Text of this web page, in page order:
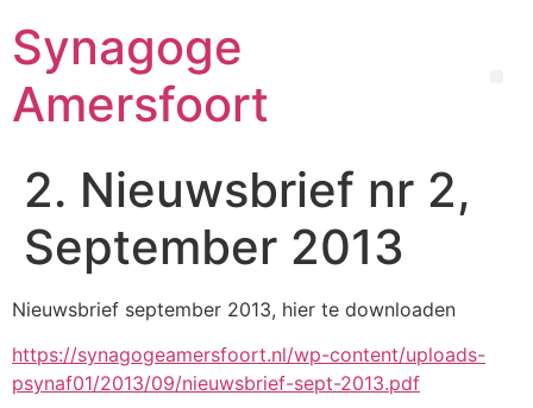
Synagoge
Amersfoort
2. Nieuwsbrief nr 2,
September 2013
Nieuwsbrief september 2013, hier te downloaden
https://synagogeamersfoort.nl/wp-content/uploads-
psynaf01/2013/09/nieuwsbrief-sept-2013.pdf